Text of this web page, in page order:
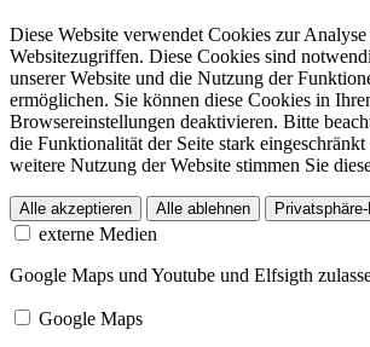
Diese Website verwendet Cookies zur
Websitezugriffen. Diese Cookies sind
unserer Website und die Nutzung der
ermöglichen. Sie können diese Cookies in
Browsereinstellungen deaktivieren. Bitte
die Funktionalität der Seite stark
weitere Nutzung der Website stimmen Sie
Alle akzeptieren Alle ablehnen
externe Medien
Google Maps und Youtube und Elfsigth
Google Maps